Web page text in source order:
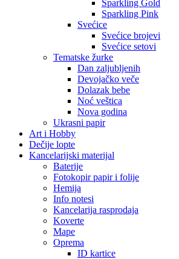
Sparkling Gold
Sparkling Pink
Svećice
Svećice brojevi
Svećice setovi
Tematske žurke
Dan zaljubljenih
Devojačko veče
Dolazak bebe
Noć veštica
Nova godina
Ukrasni papir
Art i Hobby
Dečije lopte
Kancelarijski materijal
Baterije
Fotokopir papir i folije
Hemija
Info notesi
Kancelarija rasprodaja
Koverte
Mape
Oprema
ID kartice